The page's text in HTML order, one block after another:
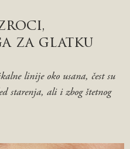
za glatku
linije oko usana, čest su
starenja, ali i zbog štetnog